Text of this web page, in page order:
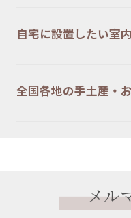
自宅に設置したい室
全国各地の手土産・
メル